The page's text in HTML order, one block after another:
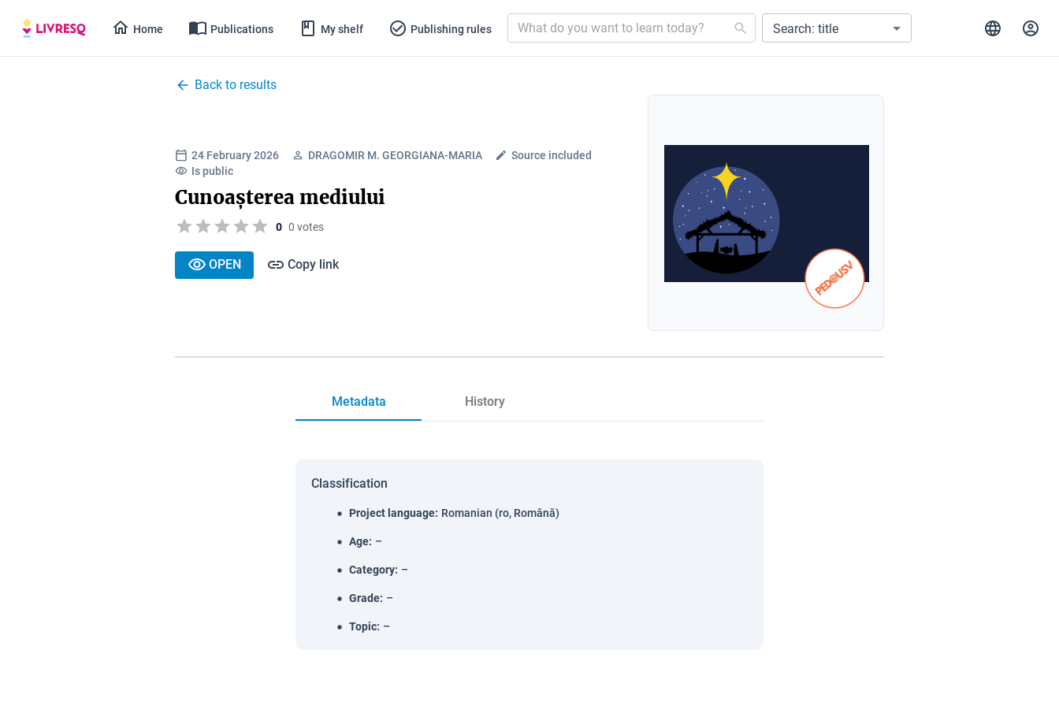
Home Publications My shelf Publishing rules Search: title
Back to results
24 February 2026 DRAGOMIR M. GEORGIANA-MARIA
Source included
Is public
Cunoașterea mediului
0 0 votes
OPEN Copy link
Metadata History
Classification
Project language: Romanian (ro, Română)
Age: –
Category: –
Grade: –
Topic: –